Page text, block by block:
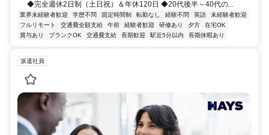
◆完全週休2日制（土日祝）＆年休120日 ◆20代後半～40代の...
業界未経験者歓迎 学歴不問 固定時間制 転勤なし 経験不問 英語
未経験者歓迎
フルリモート
交通費全額支給 午前 経験者歓迎 研修あり 夕方
在宅OK
賞与あり
ブランクOK 交通費支給 長期歓迎 駅近5分以内 長期休暇あり
派遣社員